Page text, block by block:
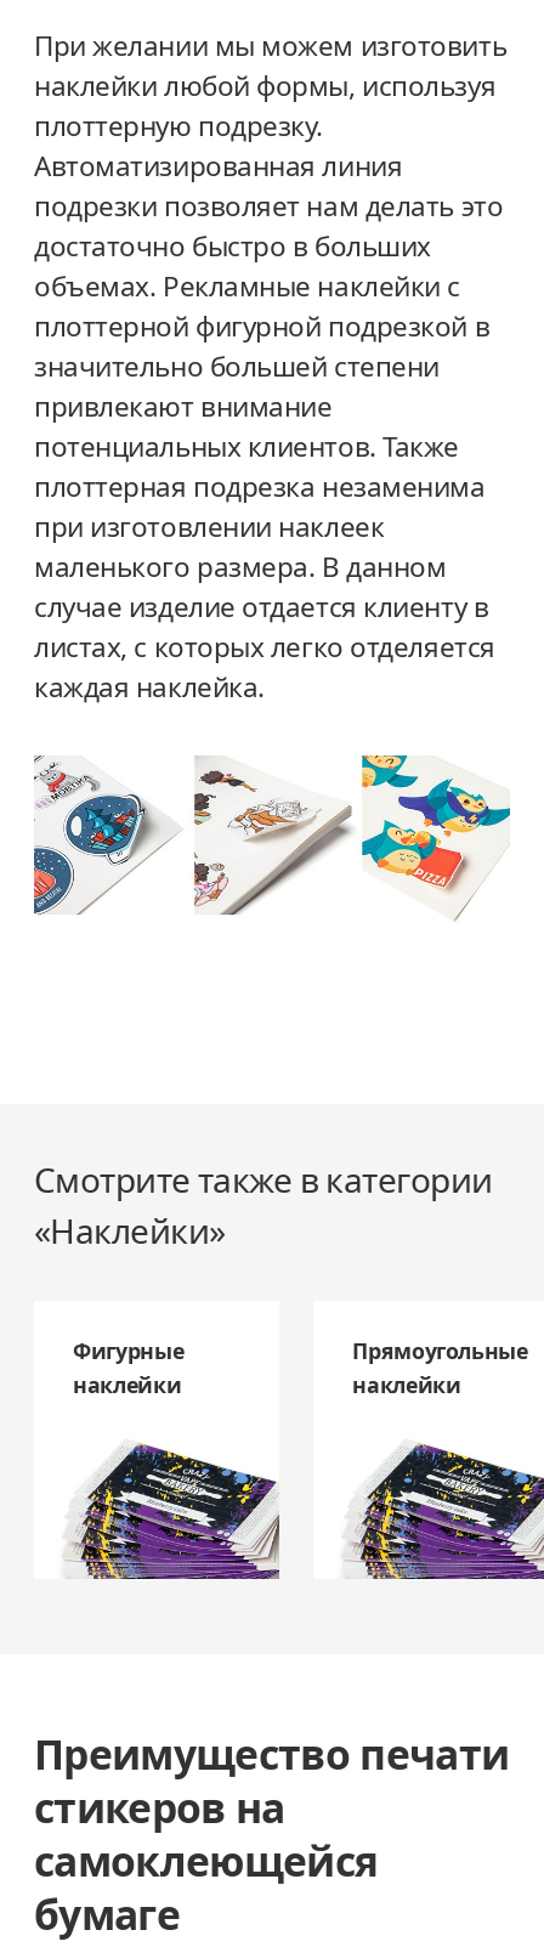
При желании мы можем изготовить
наклейки любой формы, используя
плоттерную подрезку.
Автоматизированная линия
подрезки позволяет нам делать это
достаточно быстро в больших
объемах. Рекламные наклейки с
плоттерной фигурной подрезкой в
значительно большей степени
привлекают внимание
потенциальных клиентов. Также
плоттерная подрезка незаменима
при изготовлении наклеек
маленького размера. В данном
случае изделие отдается клиенту в
листах, с которых легко отделяется
каждая наклейка.
Смотрите также в категории
«Наклейки»
Фигурные
наклейки
Прямоугольные
наклейки
Преимущество печати
стикеров на
самоклеющейся
бумаге